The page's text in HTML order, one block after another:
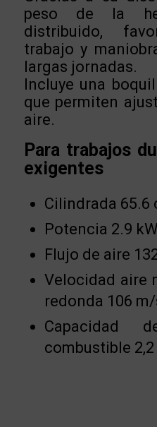
peso de la
distribuido,
trabajo y
largas jornadas.
Incluye una
que permiten
aire.
Para trabajos
exigentes
Cilindrada 65.6
Potencia 2.9
Flujo de aire
Velocidad aire
redonda 106
Capacidad
combustible